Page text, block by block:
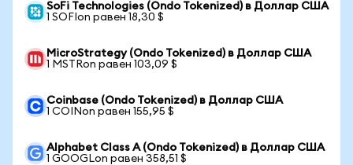
SoFi Technologies (Ondo Tokenized) в Доллар США
1 SOFIon равен 18,30 $
MicroStrategy (Ondo Tokenized) в Доллар США
1 MSTRon равен 103,09 $
Coinbase (Ondo Tokenized) в Доллар США
1 COINon равен 155,95 $
Alphabet Class A (Ondo Tokenized) в Доллар США
1 GOOGLon равен 358,51 $